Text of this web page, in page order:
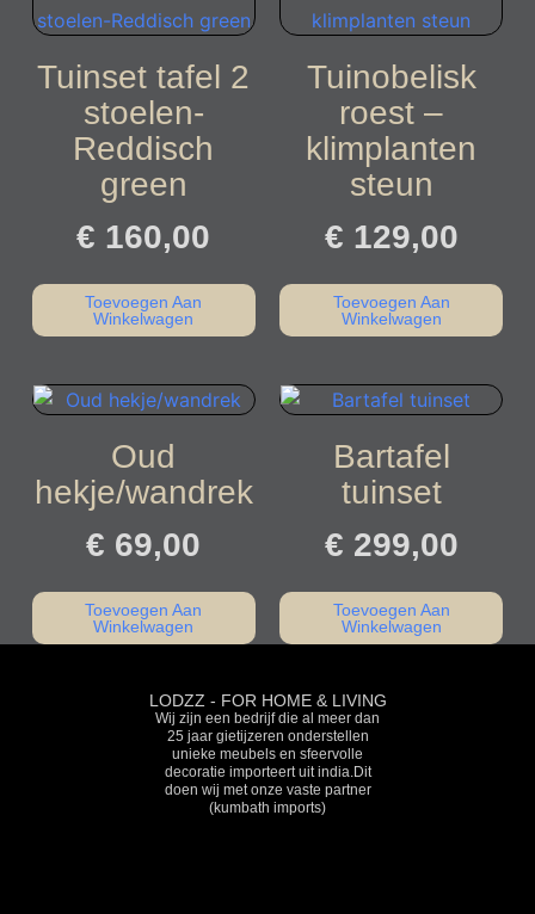
Tuinset tafel 2
stoelen-
Reddisch
green
€ 160,00
Toevoegen Aan
Winkelwagen
Tuinobelisk
roest –
klimplanten
steun
€ 129,00
Toevoegen Aan
Winkelwagen
Oud
hekje/wandrek
€ 69,00
Toevoegen Aan
Winkelwagen
Bartafel
tuinset
€ 299,00
Toevoegen Aan
Winkelwagen
LODZZ - FOR HOME & LIVING
Wij zijn een bedrijf die al meer dan
25 jaar gietijzeren onderstellen
unieke meubels en sfeervolle
decoratie importeert uit india.Dit
doen wij met onze vaste partner
(kumbath imports)